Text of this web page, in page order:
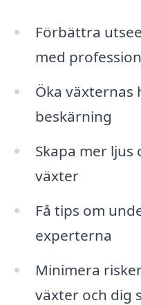
Förbättra
med
Öka växternas
beskärning
Skapa mer
växter
Få tips om
experterna
Minimera
växter och dig